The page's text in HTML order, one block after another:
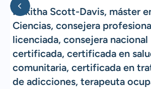
Nakitha Scott-Davis, máster
Ciencias, consejera
licenciada, consejera nacional
certificada, certificada en
comunitaria, certificada en
de adicciones, terapeuta